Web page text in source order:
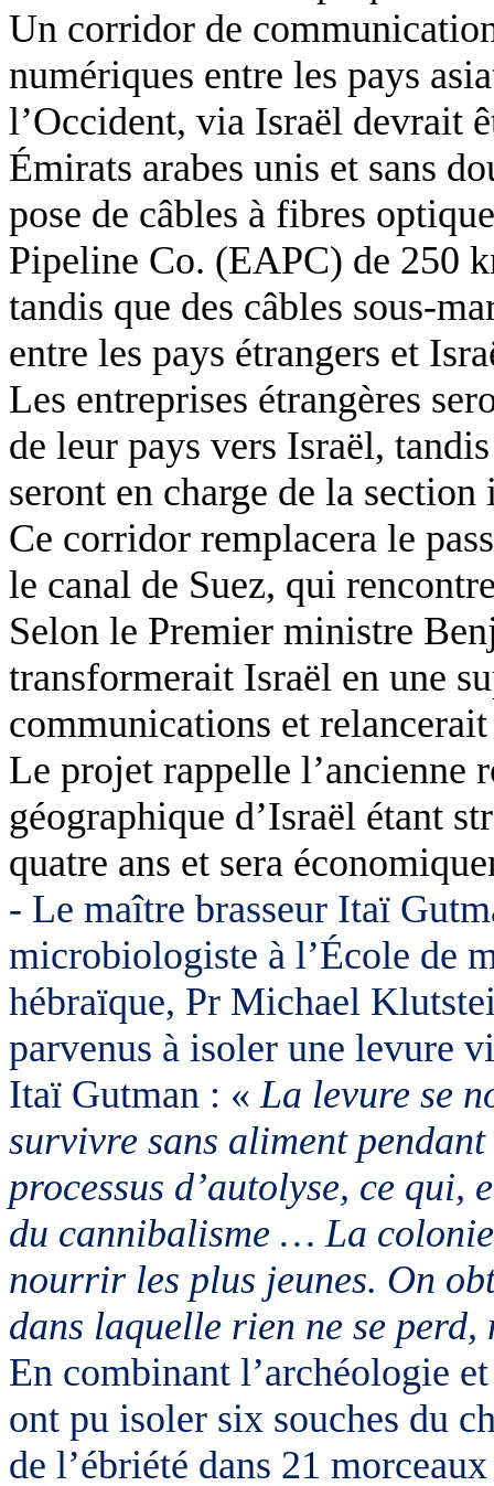
Un corridor de
numériques entre les pays
l’Occident, via Israël devrait
Émirats arabes unis et sans
pose de câbles à fibres
Pipeline Co. (EAPC) de 250
tandis que des câbles sous-
entre les pays étrangers et
Les entreprises étrangères
de leur pays vers Israël,
seront en charge de la
Ce corridor remplacera le
le canal de Suez, qui
Selon le Premier ministre
transformerait Israël en une
communications et
Le projet rappelle l’ancienne
géographique d’Israël étant
quatre ans et sera
- Le maître brasseur Itaï
microbiologiste à l’École de
hébraïque, Pr Michael
parvenus à isoler une levure
Itaï Gutman : « La levure se
survivre sans aliment
processus d’autolyse, ce qui,
du cannibalisme … La
nourrir les plus jeunes. On
dans laquelle rien ne se
En combinant l’archéologie
ont pu isoler six souches du
de l’ébriété dans 21